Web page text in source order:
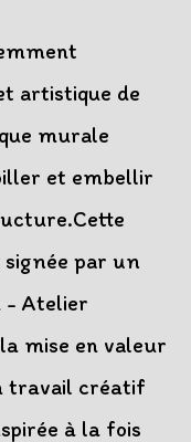
artistique de
murale
et embellir
par un
- Atelier
mise en valeur
travail créatif
à la fois